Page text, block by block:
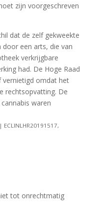
zijn voorgeschreven
dat de zelf gekweekte
door een arts, die van
verkrijgbare
had. De Hoge Raad
vernietigd omdat het
rechtsopvatting. De
waren
tot onrechtmatig